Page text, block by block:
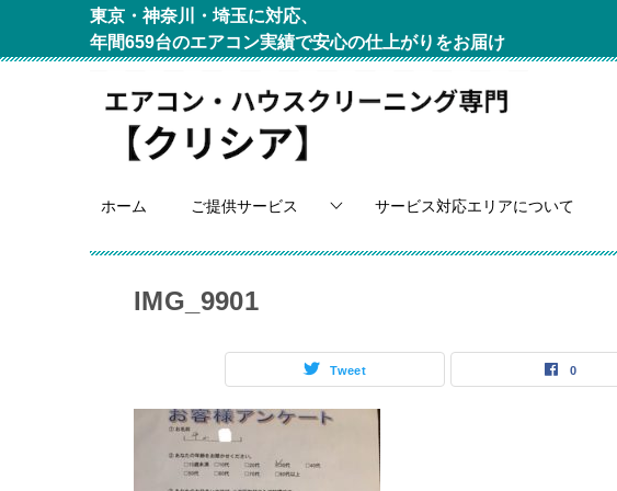
東京・神奈川・埼玉に対応、
年間659台のエアコン実績で安心の仕上がりをお届け
ホーム ご提供サービス サービス対応エリアについて
IMG_9901
Tweet 0